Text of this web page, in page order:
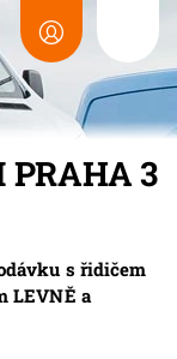
PRAHA 3
s řidičem
LEVNĚ a